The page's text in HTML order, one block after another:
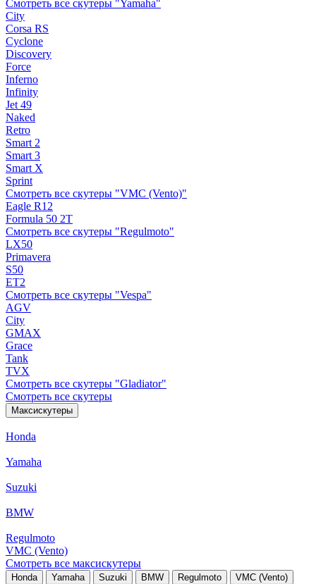
Смотреть все скутеры "Yamaha"
City
Corsa RS
Cyclone
Discovery
Force
Inferno
Infinity
Jet 49
Naked
Retro
Smart 2
Smart 3
Smart X
Sprint
Смотреть все скутеры "VMC (Vento)"
Eagle R12
Formula 50 2Т
Смотреть все скутеры "Regulmoto"
LX50
Primavera
S50
ET2
Смотреть все скутеры "Vespa"
AGV
City
GMAX
Grace
Tank
TVX
Смотреть все скутеры "Gladiator"
Смотреть все скутеры
Максискутеры
Honda
Yamaha
Suzuki
BMW
Regulmoto
VMC (Vento)
Смотреть все максискутеры
Honda Yamaha Suzuki BMW Regulmoto VMC (Vento)